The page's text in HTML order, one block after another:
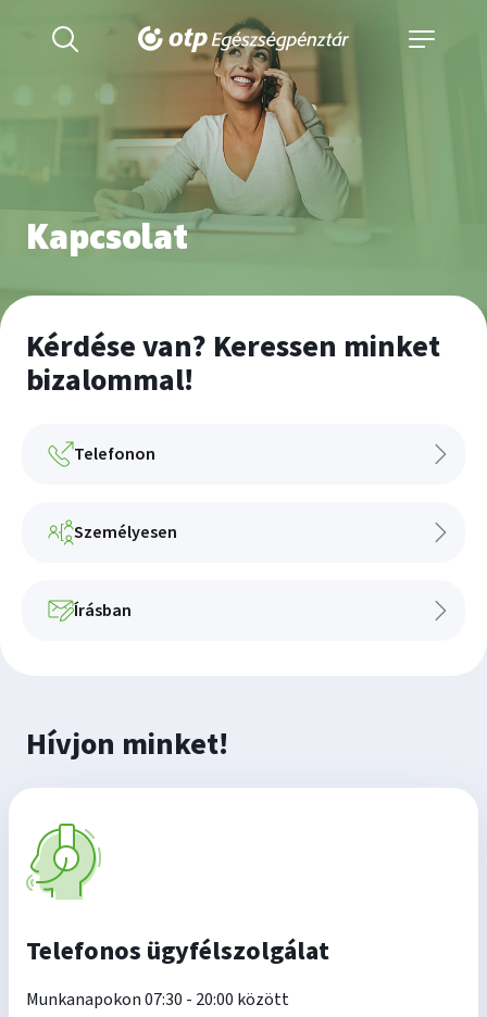
Kapcsolat
Kérdése van? Keressen minket
bizalommal!
Telefonon
Személyesen
Írásban
Hívjon minket!
Telefonos ügyfélszolgálat
Munkanapokon 07:30 - 20:00 között